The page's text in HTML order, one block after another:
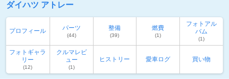
ダイハツ アトレー
プロフィール パーツ
(44)
整備
(39)
燃費
(1)
フォトアル
バム
(1)
フォトギャラ
リー
(12)
クルマレビ
ュー
(1)
ヒストリー 愛車ログ 買い物